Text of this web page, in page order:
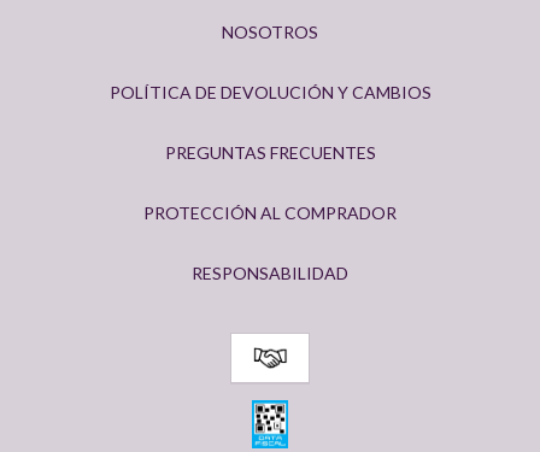
NOSOTROS
POLÍTICA DE DEVOLUCIÓN Y CAMBIOS
PREGUNTAS FRECUENTES
PROTECCIÓN AL COMPRADOR
RESPONSABILIDAD